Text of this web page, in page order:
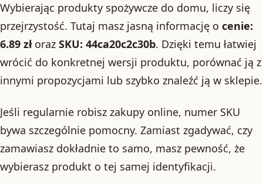
Wybierając produkty spożywcze do domu, liczy się
przejrzystość. Tutaj masz jasną informację o cenie:
6.89 złoraz SKU: 44ca20c2c30b. Dzięki temu łatwiej
wrócić do konkretnej wersji produktu, porównać ją z
innymi propozycjami lub szybko znaleźć ją w sklepie.
Jeśli regularnie robisz zakupy online, numer SKU
bywa szczególnie pomocny. Zamiast zgadywać, czy
zamawiasz dokładnie to samo, masz pewność, że
wybierasz produkt o tej samej identyfikacji.